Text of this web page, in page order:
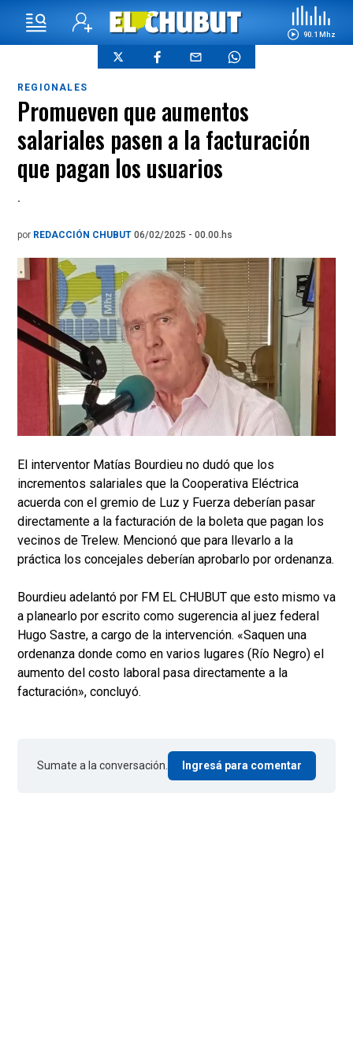
90.1 Mhz
REGIONALES
Promueven que aumentos
salariales pasen a la facturación
que pagan los usuarios
.
por REDACCIÓN CHUBUT 06/02/2025 - 00.00.hs
El interventor Matías Bourdieu no dudó que los
incrementos salariales que la Cooperativa Eléctrica
acuerda con el gremio de Luz y Fuerza deberían pasar
directamente a la facturación de la boleta que pagan los
vecinos de Trelew. Mencionó que para llevarlo a la
práctica los concejales deberían aprobarlo por ordenanza.
Bourdieu adelantó por FM EL CHUBUT que esto mismo va
a planearlo por escrito como sugerencia al juez federal
Hugo Sastre, a cargo de la intervención. «Saquen una
ordenanza donde como en varios lugares (Río Negro) el
aumento del costo laboral pasa directamente a la
facturación», concluyó.
Sumate a la conversación. Ingresá para comentar